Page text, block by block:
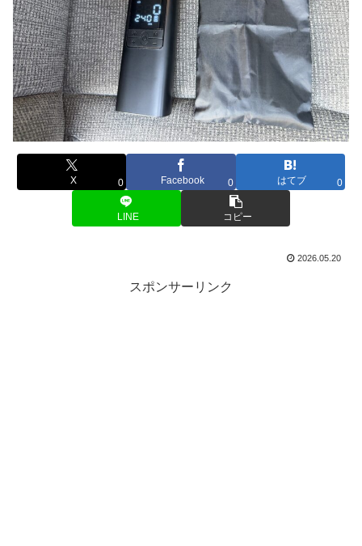
X 0 Facebook 0 はてブ 0
LINE コピー
2026.05.20
スポンサーリンク